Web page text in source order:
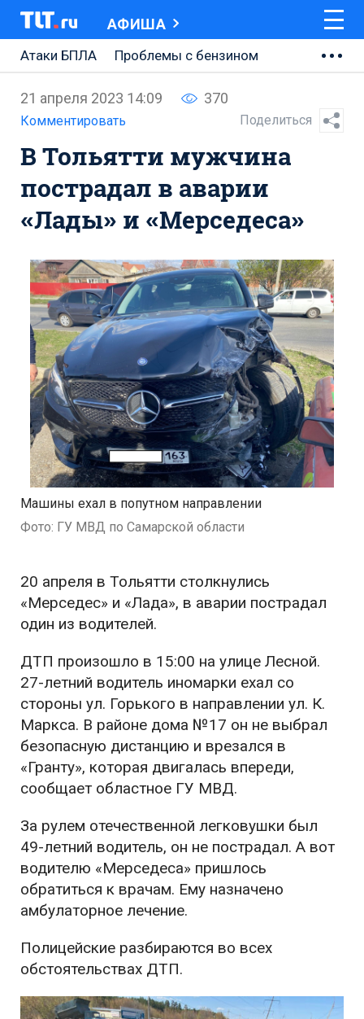
АФИША
Атаки БПЛА
Проблемы с бензином
Ремонт Центральной площади
Ремонт Обводного шоссе
Набережная Тольятти
Неделя Тольятти
21 апреля 2023 14:09 370
Комментировать Поделиться
В Тольятти мужчина
пострадал в аварии
«Лады» и «Мерседеса»
Машины ехал в попутном направлении
Фото: ГУ МВД по Самарской области
20 апреля в Тольятти столкнулись
«Мерседес» и «Лада», в аварии пострадал
один из водителей.
ДТП произошло в 15:00 на улице Лесной.
27-летний водитель иномарки ехал со
стороны ул. Горького в направлении ул. К.
Маркса. В районе дома №17 он не выбрал
безопасную дистанцию и врезался в
«Гранту», которая двигалась впереди,
сообщает областное ГУ МВД.
За рулем отечественной легковушки был
49-летний водитель, он не пострадал. А вот
водителю «Мерседеса» пришлось
обратиться к врачам. Ему назначено
амбулаторное лечение.
Полицейские разбираются во всех
обстоятельствах ДТП.